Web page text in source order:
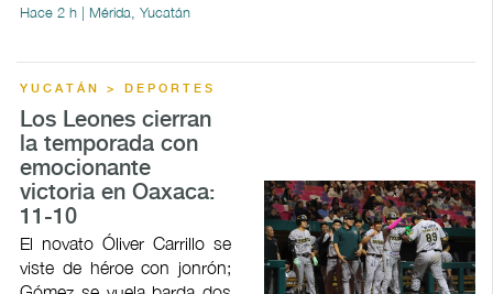
Hace 2 h | Mérida, Yucatán
YUCATÁN > DEPORTES
Los Leones cierran
la temporada con
emocionante
victoria en Oaxaca:
11-10
El novato Óliver Carrillo se
viste de héroe con jonrón;